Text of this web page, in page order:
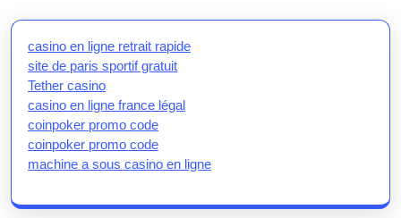
casino en ligne retrait rapide
site de paris sportif gratuit
Tether casino
casino en ligne france légal
coinpoker promo code
coinpoker promo code
machine a sous casino en ligne